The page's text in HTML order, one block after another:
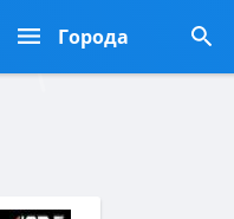
Города